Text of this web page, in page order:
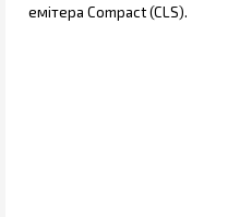
емітера Compact (CLS).